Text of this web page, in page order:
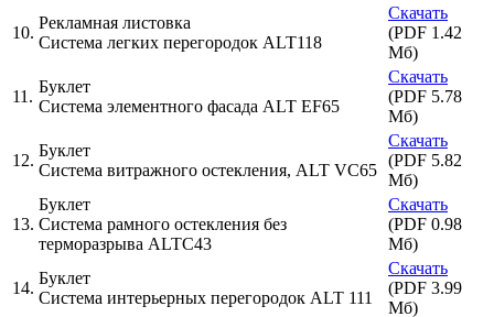
10.
Рекламная листовка
Cистема легких перегородок ALT118
Скачать
(PDF 1.42
Мб)
11.
Буклет
Система элементного фасада ALT EF65
Скачать
(PDF 5.78
Мб)
12.
Буклет
Система витражного остекления, ALT VC65
Скачать
(PDF 5.82
Мб)
13.
Буклет
Система рамного остекления без
терморазрыва ALTC43
Скачать
(PDF 0.98
Мб)
14.
Буклет
Система интерьерных перегородок ALT 111
Скачать
(PDF 3.99
Мб)